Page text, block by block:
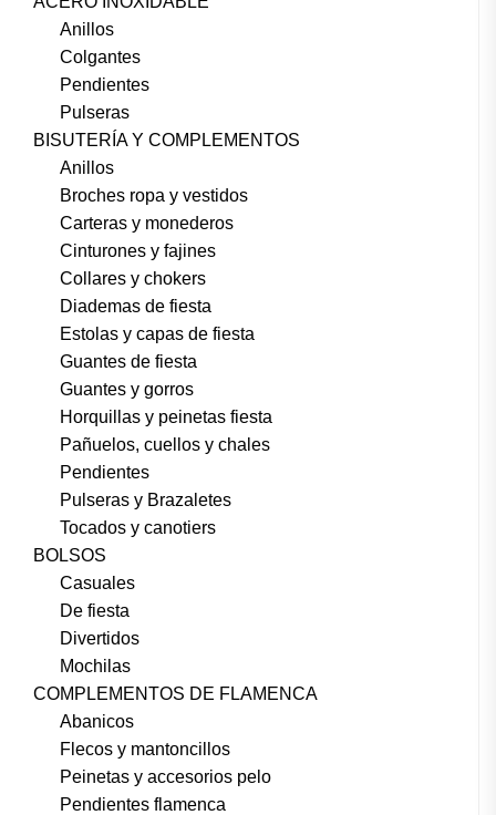
Anillos
Colgantes
Pendientes
Pulseras
BISUTERÍA Y COMPLEMENTOS
Anillos
Broches ropa y vestidos
Carteras y monederos
Cinturones y fajines
Collares y chokers
Diademas de fiesta
Estolas y capas de fiesta
Guantes de fiesta
Guantes y gorros
Horquillas y peinetas fiesta
Pañuelos, cuellos y chales
Pendientes
Pulseras y Brazaletes
Tocados y canotiers
BOLSOS
Casuales
De fiesta
Divertidos
Mochilas
COMPLEMENTOS DE FLAMENCA
Abanicos
Flecos y mantoncillos
Peinetas y accesorios pelo
Pendientes flamenca